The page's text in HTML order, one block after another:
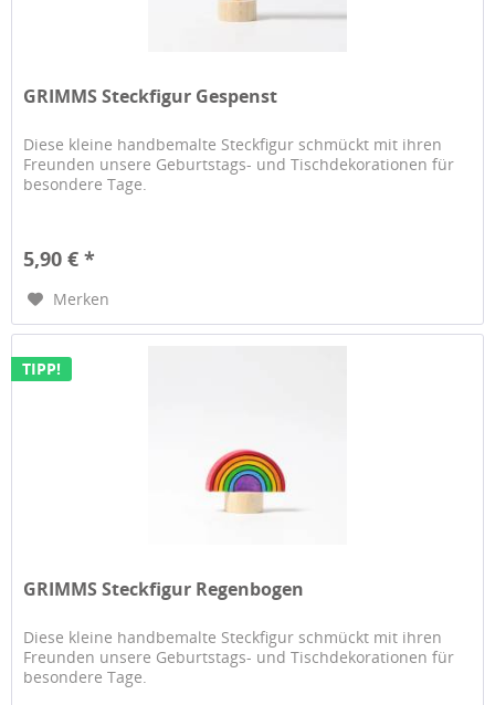
GRIMMS Steckfigur Gespenst
Diese kleine handbemalte Steckfigur schmückt mit ihren
Freunden unsere Geburtstags- und Tischdekorationen für
besondere Tage.
5,90 € *
Merken
TIPP!
GRIMMS Steckfigur Regenbogen
Diese kleine handbemalte Steckfigur schmückt mit ihren
Freunden unsere Geburtstags- und Tischdekorationen für
besondere Tage.